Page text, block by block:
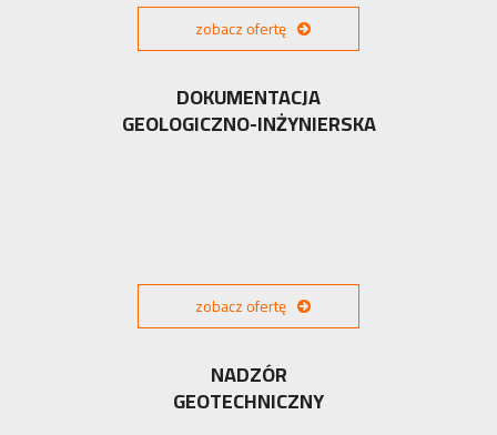
zobacz ofertę
DOKUMENTACJA
GEOLOGICZNO-INŻYNIERSKA
zobacz ofertę
NADZÓR
GEOTECHNICZNY